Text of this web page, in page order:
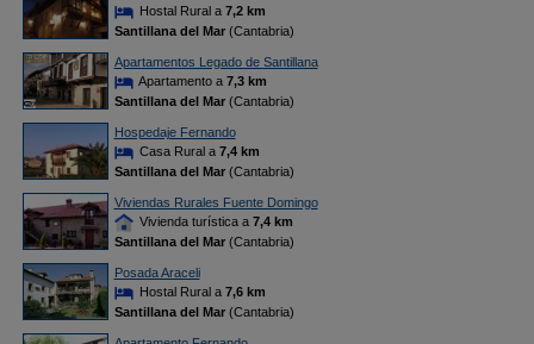
Hostal Rural a 7,2 km
Santillana del Mar(Cantabria)
Apartamentos Legado de Santillana
Apartamento a 7,3 km
Santillana del Mar(Cantabria)
Hospedaje Fernando
Casa Rural a 7,4 km
Santillana del Mar(Cantabria)
Viviendas Rurales Fuente Domingo
Vivienda turística a 7,4 km
Santillana del Mar(Cantabria)
Posada Araceli
Hostal Rural a 7,6 km
Santillana del Mar(Cantabria)